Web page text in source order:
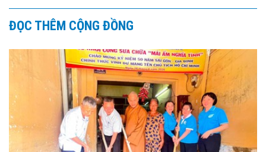
ĐỌC THÊM CỘNG ĐỒNG